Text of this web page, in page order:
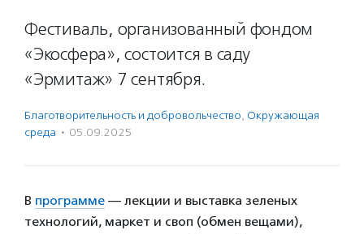
Фестиваль, организованный фондом
«Экосфера», состоится в саду
«Эрмитаж» 7 сентября.
Благотвори­тель­ность и доброволь­чест­во, Окружающая
среда · 05.09.2025
В программе — лекции и выставка зеленых
технологий, маркет и своп (обмен вещами),